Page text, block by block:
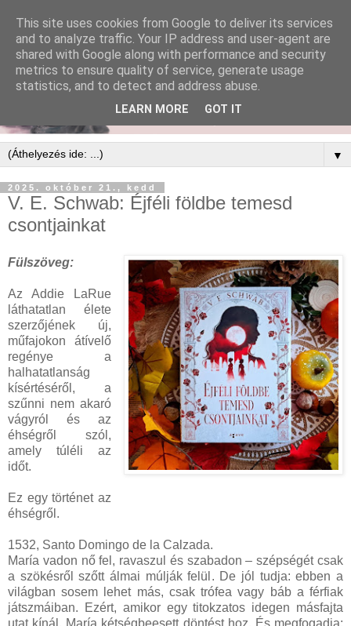
▼
2025. október 21., kedd
V. E. Schwab: Éjféli ​földbe temesd
csontjainkat
Fülszöveg:
Az Addie LaRue
láthatatlan élete
szerzőjének új,
műfajokon átívelő
regénye a
halhatatlanság
kísértéséről, a
szűnni nem akaró
vágyról és az
éhségről szól,
amely túléli az
időt.
Ez egy történet az
éhségről.
1532, Santo Domingo de la Calzada.
María vadon nő fel, ravaszul és szabadon – szépségét csak
a szökésről szőtt álmai múlják felül. De jól tudja: ebben a
világban sosem lehet más, csak trófea vagy báb a férfiak
játszmáiban. Ezért, amikor egy titokzatos idegen másfajta
utat kínál, María kétségbeesett döntést hoz. És megfogadja:
This site uses cookies from Google to deliver its services
and to analyze traffic. Your IP address and user-agent are
shared with Google along with performance and security
metrics to ensure quality of service, generate usage
statistics, and to detect and address abuse.
LEARN MORE GOT IT